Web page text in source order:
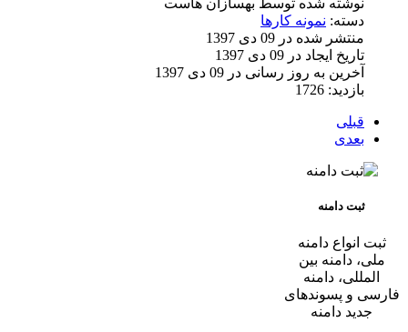
دسته: نمونه کارها
منتشر شده در 09 دی 1397
تاریخ ایجاد در 09 دی 1397
آخرین به روز رسانی در 09 دی 1397
بازدید: 1726
قبلی
بعدی
ثبت دامنه
ثبت انواع دامنه
ملی، دامنه بین
المللی، دامنه
فارسی و پسوندهای
جدید دامنه